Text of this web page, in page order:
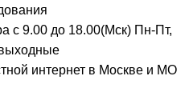
с 9.00 до 18.00(Мск) Пн-Пт,
интернет в Москве и МО